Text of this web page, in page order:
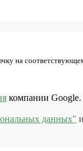
на
компании Google.
данных"